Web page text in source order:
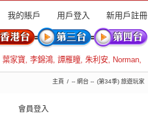
我的賬戶 用戶登入 新用戶註冊
葉家寶, 李錦鴻, 譚雁瞳, 朱利安, Norman,
主頁 -- 網台 -- (第34季) 旅遊玩家
會員登入